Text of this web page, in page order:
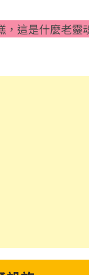
，這是什麼老靈